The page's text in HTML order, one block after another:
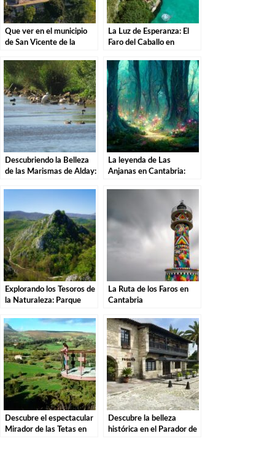
Que ver en el municipio
de San Vicente de la
La Luz de Esperanza: El
Faro del Caballo en
Descubriendo la Belleza
de las Marismas de Alday:
La leyenda de Las
Anjanas en Cantabria:
Explorando los Tesoros de
la Naturaleza: Parque
Nansa en Tudanca.
La Ruta de los Faros en
Cantabria
Descubre el espectacular
Mirador de las Tetas en
Descubre la belleza
histórica en el Parador de